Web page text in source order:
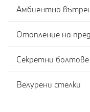
Амбиентно
Отопление на
Секретни болтове
Велурени стелки